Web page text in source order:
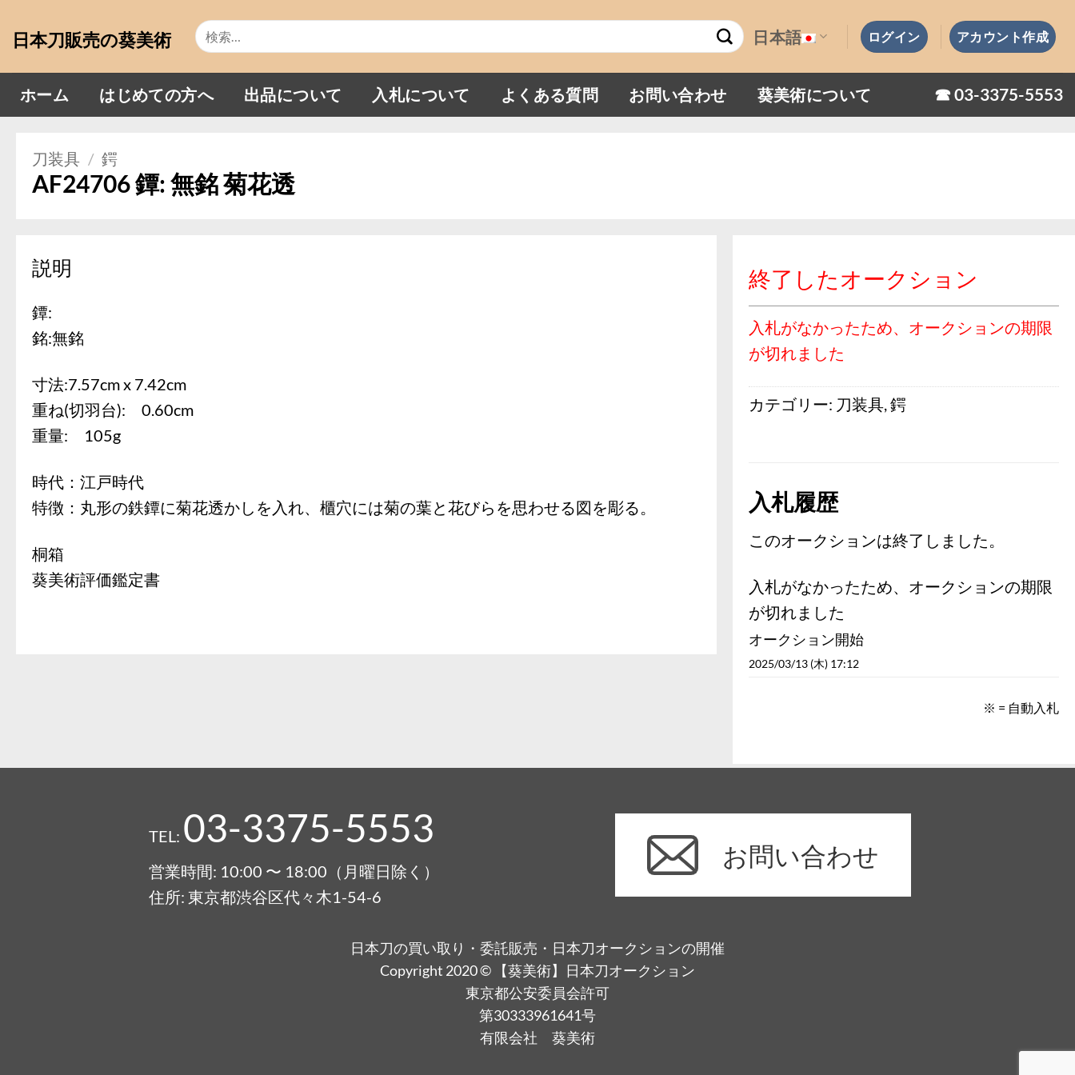
日本刀販売の葵美術
検
索
象:
日本語 ログイン アカウント作成
ホーム はじめての方へ 出品について 入札について よくある質問 お問い合わせ 葵美術について ☎︎ 03-3375-5553
刀装具 / 鍔
AF24706 鐔: 無銘 菊花透
説明
鐔:
銘:無銘
寸法:7.57cm x 7.42cm
重ね(切羽台): 0.60cm
重量: 105g
時代：江戸時代
特徴：丸形の鉄鐔に菊花透かしを入れ、櫃穴には菊の葉と花びらを思わせる図を彫る。
桐箱
葵美術評価鑑定書
終了したオークション
入札がなかったため、オークションの期限
が切れました
カテゴリー: 刀装具 鍔
入札履歴
このオークションは終了しました。
入札がなかったため、オークションの期限
が切れました
オークション開始
2025/03/13 (木) 17:12
※ = 自動入札
TEL: 03-3375-5553
営業時間: 10:00 〜 18:00（月曜日除く）
住所: 東京都渋谷区代々木1-54-6
お問い合わせ
日本刀の買い取り・委託販売・日本刀オークションの開催
Copyright 2020 © 【葵美術】日本刀オークション
東京都公安委員会許可
第30333961641号
有限会社 葵美術